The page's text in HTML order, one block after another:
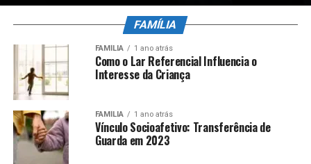
FAMÍLIA
FAMÍLIA 1 ano atrás
Como o Lar Referencial Influencia o
Interesse da Criança
FAMÍLIA 1 ano atrás
Vínculo Socioafetivo: Transferência de
Guarda em 2023